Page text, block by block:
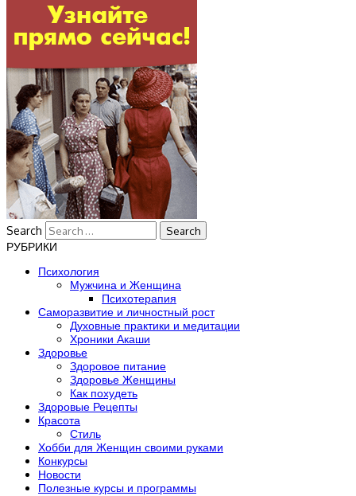
Search
РУБРИКИ
Психология
Мужчина и Женщина
Психотерапия
Саморазвитие и личностный рост
Духовные практики и медитации
Хроники Акаши
Здоровье
Здоровое питание
Здоровье Женщины
Как похудеть
Здоровые Рецепты
Красота
Стиль
Хобби для Женщин своими руками
Конкурсы
Новости
Полезные курсы и программы